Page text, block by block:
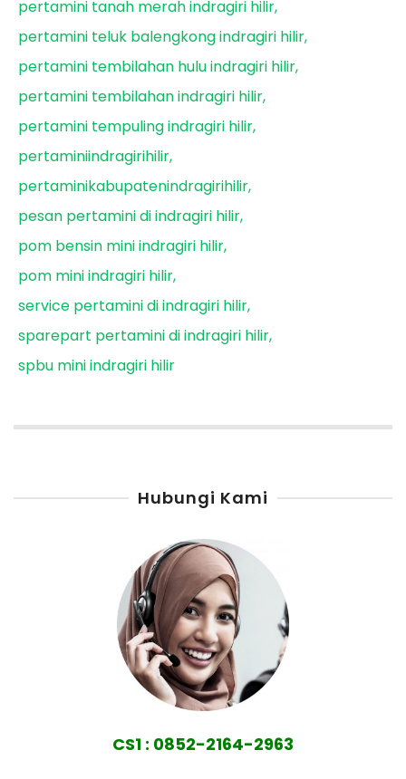
pertamini tanah merah indragiri hilir
pertamini teluk balengkong indragiri hilir
pertamini tembilahan hulu indragiri hilir
pertamini tembilahan indragiri hilir
pertamini tempuling indragiri hilir
pertaminiindragirihilir
pertaminikabupatenindragirihilir
pesan pertamini di indragiri hilir
pom bensin mini indragiri hilir
pom mini indragiri hilir
service pertamini di indragiri hilir
sparepart pertamini di indragiri hilir
spbu mini indragiri hilir
Hubungi Kami
CS1 : 0852-2164-2963